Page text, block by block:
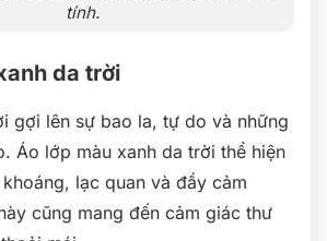
tính.
da trời
gợi lên sự bao la, tự do và những
Áo lớp màu xanh da trời thể hiện
lạc quan và đầy cảm
cũng mang đến cảm giác thư